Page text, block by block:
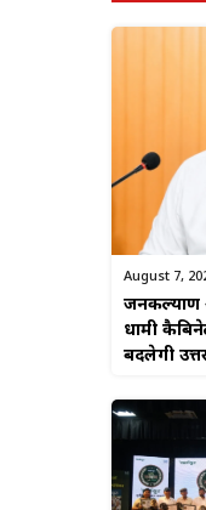
August 7,
जनकल्याण
धामी
बदलेगी